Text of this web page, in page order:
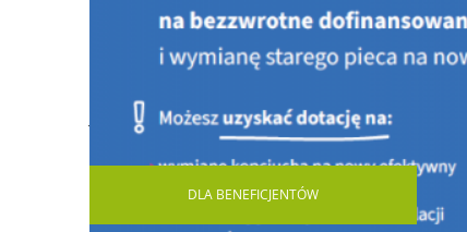
Jesteś tutaj:STRONA GŁÓWNA AKTUALNOŚCI
DLABENEFICJENTÓW